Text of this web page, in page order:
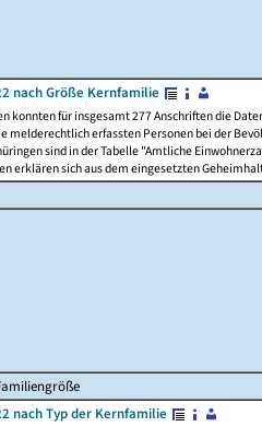
nach Größe Kernfamilie
konnten für insgesamt 277 Anschriften die
melderechtlich erfassten Personen bei der
sind in der Tabelle "Amtliche
erklären sich aus dem eingesetzten
nach Typ der Kernfamilie